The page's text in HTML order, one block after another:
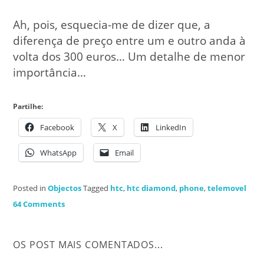
Ah, pois, esquecia-me de dizer que, a
diferença de preço entre um e outro anda à
volta dos 300 euros… Um detalhe de menor
importância…
Partilhe:
Facebook X LinkedIn
WhatsApp Email
Posted inObjectosTagged htc, htc diamond, phone,telemovel
64 Comments
OS POST MAIS COMENTADOS...